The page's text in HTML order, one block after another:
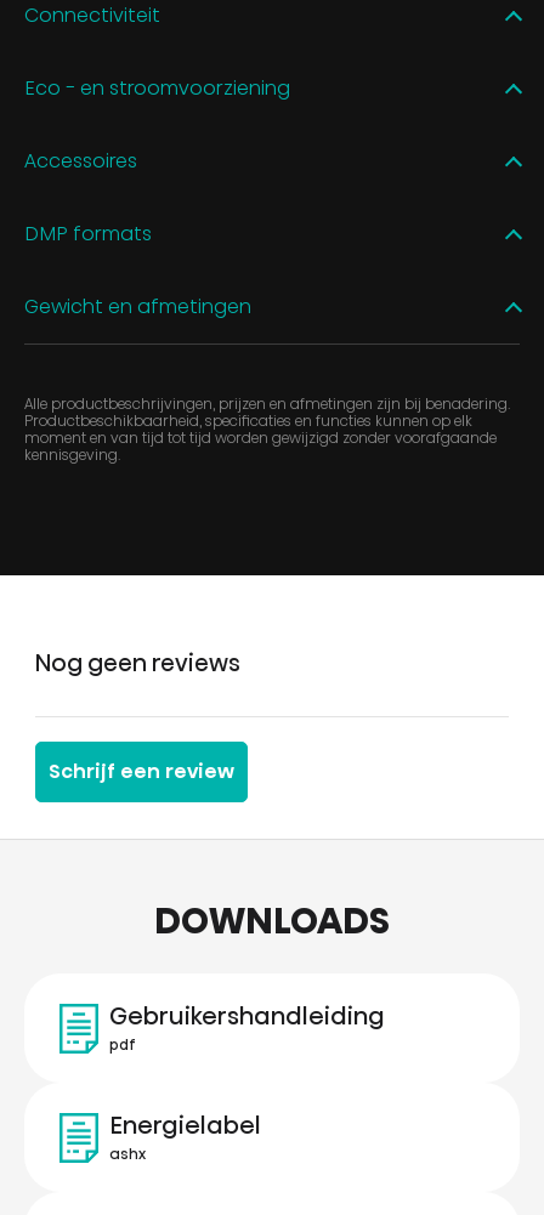
Connectiviteit
Eco - en stroomvoorziening
Accessoires
DMP formats
Gewicht en afmetingen
Alle productbeschrijvingen, prijzen en afmetingen zijn bij benadering.
Productbeschikbaarheid, specificaties en functies kunnen op elk
moment en van tijd tot tijd worden gewijzigd zonder voorafgaande
kennisgeving.
Nog geen reviews
Schrijf een review
DOWNLOADS
Gebruikershandleiding
pdf
Energielabel
ashx